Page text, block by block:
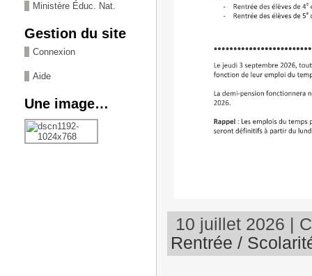
Ministère Éduc. Nat.
Gestion du site
Connexion
Aide
Une image…
10 juillet 2026 |
Rentrée /